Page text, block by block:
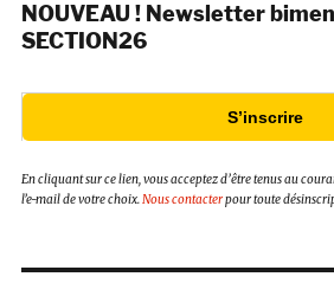
NOUVEAU ! Newsletter
SECTION26
S’inscrire
En cliquant sur ce lien, vous acceptez d’être tenus au
l’e-mail de votre choix.Nous contacterpour toute